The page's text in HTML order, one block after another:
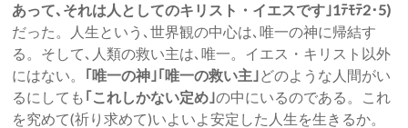
あって､それは人としてのキリスト・イエスです｣1ﾃﾓﾃ2･5)
だった。人生という､世界観の中心は､唯一の神に帰結す
る。そして､人類の救い主は､唯一。イエス・キリスト以外
にはない。 ｢唯一の神｣｢唯一の救い主｣どのような人間がい
るにしても ｢これしかない定め｣の中にいるのである。これ
を究めて(祈り求めて)いよいよ安定した人生を生きるか。